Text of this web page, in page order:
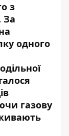
з
За
одного
газову